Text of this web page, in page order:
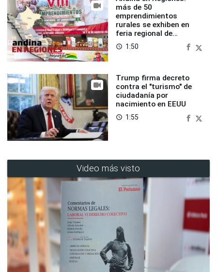
más de 50
emprendimientos
rurales se exhiben en
feria regional de
Foncodes
access_time 1:50
Trump firma decreto
contra el "turismo" de
ciudadanía por
nacimiento en EEUU
access_time 1:55
Video más visto